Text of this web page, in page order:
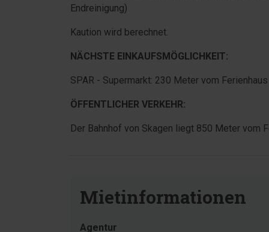
Endreinigung)
Kaution wird berechnet.
NÄCHSTE EINKAUFSMÖGLICHKEIT:
SPAR - Supermarkt: 230 Meter vom
ÖFFENTLICHER VERKEHR:
Der Bahnhof von Skagen liegt 850 Meter vom
Mietinformationen
Agentur